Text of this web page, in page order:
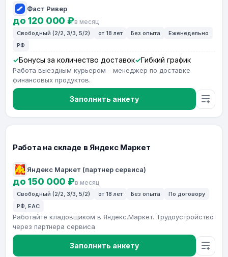
Фаст Ривер
до 120 000 ₽в месяц
Свободный (2/2, 3/3, 5/2) от 18 лет Без опыта
Еженедельно
РФ
Бонусы за количество доставок Гибкий график
Работа выездным курьером - менеджер по доставке
финансовых продуктов.
Заполнить анкету
Работа на складе в Яндекс Маркет
Яндекс Маркет (партнер сервиса)
до 150 000 ₽в месяц
Свободный (2/2, 3/3, 5/2) от 18 лет Без опыта
По договору
РФ, ЕАС
Работайте кладовщиком в Яндекс.Маркет. Трудоустройство
через партнера сервиса
Заполнить анкету